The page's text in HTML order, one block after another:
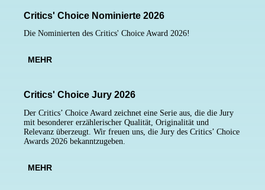
Critics' Choice Nominierte 2026
Die Nominierten des Critics' Choice Award 2026!
MEHR
Critics' Choice Jury 2026
Der Critics’ Choice Award zeichnet eine Serie aus, die die Jury
mit besonderer erzählerischer Qualität, Originalität und
Relevanz überzeugt. Wir freuen uns, die Jury des Critics’ Choice
Awards 2026 bekanntzugeben.
MEHR